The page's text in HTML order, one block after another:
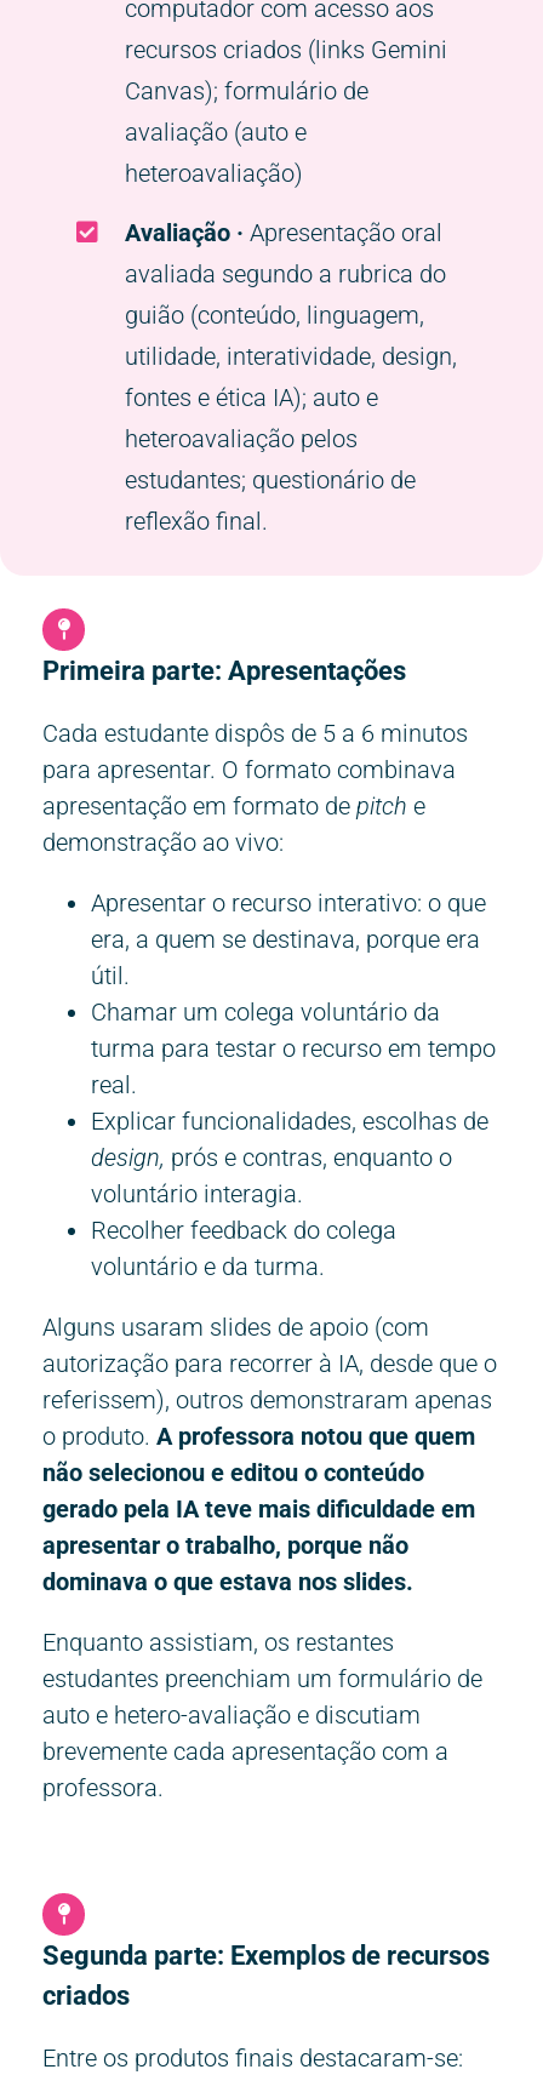
computador com acesso aos
recursos criados (links Gemini
Canvas); formulário de
avaliação (auto e
heteroavaliação)
Avaliação · Apresentação oral
avaliada segundo a rubrica do
guião (conteúdo, linguagem,
utilidade, interatividade, design,
fontes e ética IA); auto e
heteroavaliação pelos
estudantes; questionário de
reflexão final.
Primeira parte: Apresentações
Cada estudante dispôs de 5 a 6 minutos
para apresentar. O formato combinava
apresentação em formato de pitch e
demonstração ao vivo:
Apresentar o recurso interativo: o que
era, a quem se destinava, porque era
útil.
Chamar um colega voluntário da
turma para testar o recurso em tempo
real.
Explicar funcionalidades, escolhas de
design, prós e contras, enquanto o
voluntário interagia.
Recolher feedback do colega
voluntário e da turma.
Alguns usaram slides de apoio (com
autorização para recorrer à IA, desde que o
referissem), outros demonstraram apenas
o produto. A professora notou que quem
não selecionou e editou o conteúdo
gerado pela IA teve mais dificuldade em
apresentar o trabalho, porque não
dominava o que estava nos slides.
Enquanto assistiam, os restantes
estudantes preenchiam um formulário de
auto e hetero-avaliação e discutiam
brevemente cada apresentação com a
professora.
Segunda parte: Exemplos de recursos
criados
Entre os produtos finais destacaram-se: